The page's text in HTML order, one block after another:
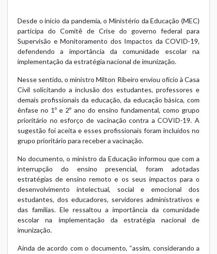
Desde o início da pandemia, o Ministério da Educação (MEC)
participa do Comitê de Crise do governo federal para
Supervisão e Monitoramento dos Impactos da COVID-19,
defendendo a importância da comunidade escolar na
implementação da estratégia nacional de imunização.
Nesse sentido, o ministro Milton Ribeiro enviou ofício à Casa
Civil solicitando a inclusão dos estudantes, professores e
demais profissionais da educação, da educação básica, com
ênfase no 1º e 2º ano do ensino fundamental, como grupo
prioritário no esforço de vacinação contra a COVID-19. A
sugestão foi aceita e esses profissionais foram incluídos no
grupo prioritário para receber a vacinação.
No documento, o ministro da Educação informou que com a
interrupção do ensino presencial, foram adotadas
estratégias de ensino remoto e os seus impactos para o
desenvolvimento intelectual, social e emocional dos
estudantes, dos educadores, servidores administrativos e
das famílias. Ele ressaltou a importância da comunidade
escolar na implementação da estratégia nacional de
imunização.
Ainda de acordo com o documento, “assim, considerando a